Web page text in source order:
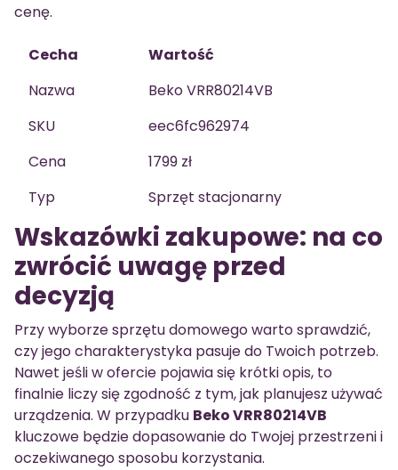
cenę.
Cecha
Wartość
Nazwa
Beko VRR80214VB
SKU
eec6fc962974
Cena
1799 zł
Typ
Sprzęt stacjonarny
Wskazówki zakupowe: na co
zwrócić uwagę przed
decyzją
Przy wyborze sprzętu domowego warto sprawdzić,
czy jego charakterystyka pasuje do Twoich potrzeb.
Nawet jeśli w ofercie pojawia się krótki opis, to
finalnie liczy się zgodność z tym, jak planujesz używać
urządzenia. W przypadku Beko VRR80214VB
kluczowe będzie dopasowanie do Twojej przestrzeni i
oczekiwanego sposobu korzystania.